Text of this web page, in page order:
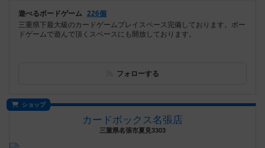
遊べるボードゲーム 226個
三重県下最大級のカードゲームプレイスペース完備しております。ボー
ドゲームで遊んで頂くスペースにも開放しております。
フォローする
ショップ
カードボックス名張店
三重県名張市夏見3303